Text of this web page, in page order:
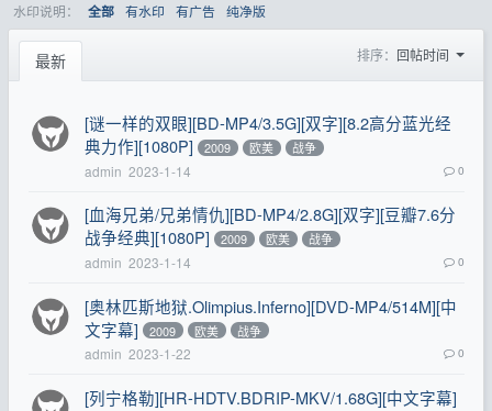
水印说明：
全部 有水印 有广告 纯净版
最新 排序： 回帖时间
[谜一样的双眼][BD-MP4/3.5G][双字][8.2高分蓝光经
典力作][1080P]
2009 欧美 战争
admin 2023-1-14 0
[血海兄弟/兄弟情仇][BD-MP4/2.8G][双字][豆瓣7.6分
战争经典][1080P]
2009 欧美 战争
admin 2023-1-14 0
[奥林匹斯地狱.Olimpius.Inferno][DVD-MP4/514M][中
文字幕]
2009 欧美 战争
admin 2023-1-22 0
[列宁格勒][HR-HDTV.BDRIP-MKV/1.68G][中文字幕]